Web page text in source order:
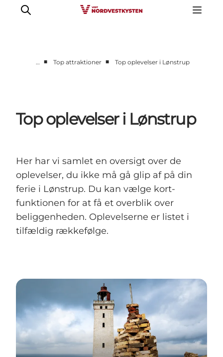
Handicapvenlig ferie
Events
Planlæg din ferie
… ■ Top attraktioner ■ Top oplevelser i Lønstrup
Top oplevelser i Lønstrup
Her har vi samlet en oversigt over de
oplevelser, du ikke må gå glip af på din
ferie i Lønstrup. Du kan vælge kort-
funktionen for at få et overblik over
beliggenheden. Oplevelserne er listet i
tilfældig rækkefølge.